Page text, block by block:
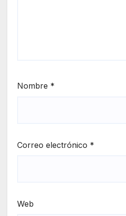
Nombre *
Correo electrónico *
Web